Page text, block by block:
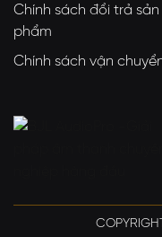
Chính sách đổi trả sản
phẩm
Chính sách vận